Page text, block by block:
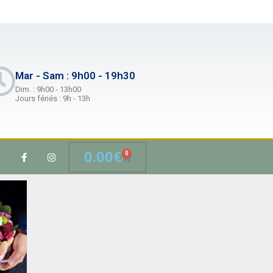
Mar - Sam : 9h00 - 19h30
Dim. : 9h00 - 13h00
Jours fériés : 9h - 13h
0.00€ 0